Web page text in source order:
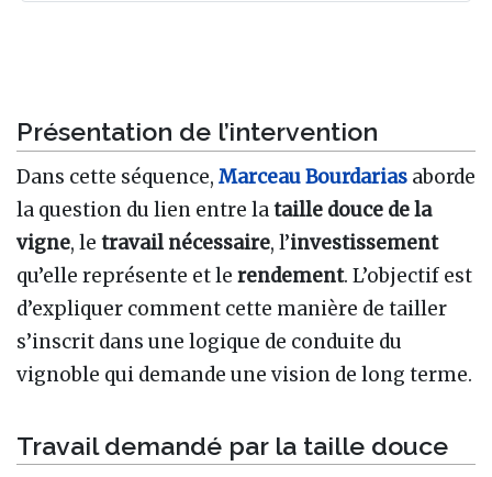
Présentation de l’intervention
Dans cette séquence, Marceau Bourdarias aborde
la question du lien entre lataille douce de la
vigne, le travail nécessaire, l’investissement
qu’elle représente et le rendement. L’objectif est
d’expliquer comment cette manière de tailler
s’inscrit dans une logique de conduite du
vignoble qui demande une vision de long terme.
Travail demandé par la taille douce